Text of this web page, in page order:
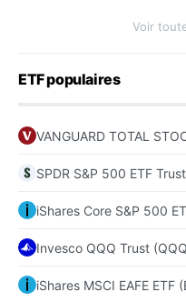
Voir
ETF populaires
VANGUARD TOTAL
SPDR S&P 500 ETF
iShares Core S&P 500
Invesco QQQ Trust
iShares MSCI EAFE ETF